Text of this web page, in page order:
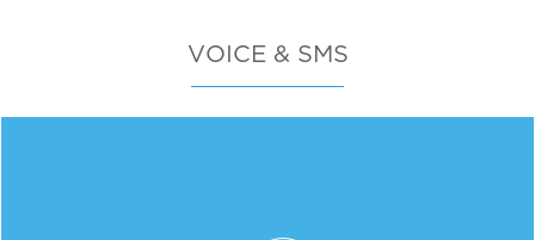
VOICE & SMS